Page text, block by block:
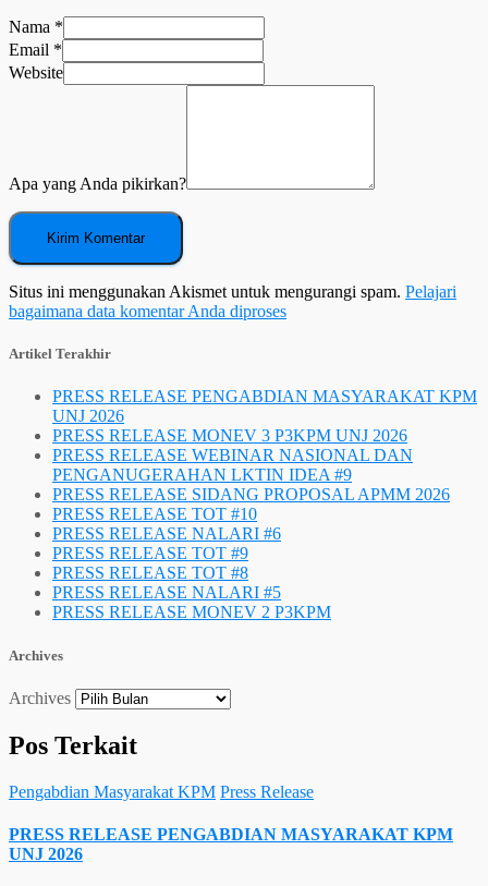
Nama *
Email *
Website
Apa yang Anda pikirkan?
Situs ini menggunakan Akismet untuk mengurangi spam. Pelajari
bagaimana data komentar Anda diproses
Artikel Terakhir
PRESS RELEASE PENGABDIAN MASYARAKAT KPM
UNJ 2026
PRESS RELEASE MONEV 3 P3KPM UNJ 2026
PRESS RELEASE WEBINAR NASIONAL DAN
PENGANUGERAHAN LKTIN IDEA #9
PRESS RELEASE SIDANG PROPOSAL APMM 2026
PRESS RELEASE TOT #10
PRESS RELEASE NALARI #6
PRESS RELEASE TOT #9
PRESS RELEASE TOT #8
PRESS RELEASE NALARI #5
PRESS RELEASE MONEV 2 P3KPM
Archives
Archives
Pos Terkait
Pengabdian Masyarakat KPM Press Release
PRESS RELEASE PENGABDIAN MASYARAKAT KPM
UNJ 2026